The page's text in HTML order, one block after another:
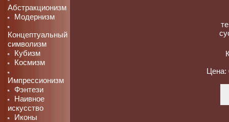
Абстракционизм
Модернизм
Концептуальный
символизм
Кубизм
Космизм
Импрессионизм
Фэнтези
Наивное
искусство
Иконы
Цена: